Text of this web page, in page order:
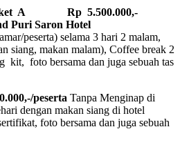
A Rp 5.500.000,-
Puri Saron Hotel
peserta) selama 3 hari 2 malam,
siang, makan malam), Coffee break 2
kit, foto bersama dan juga sebuah tas
peserta Tanpa Menginap di
dengan makan siang di hotel
foto bersama dan juga sebuah